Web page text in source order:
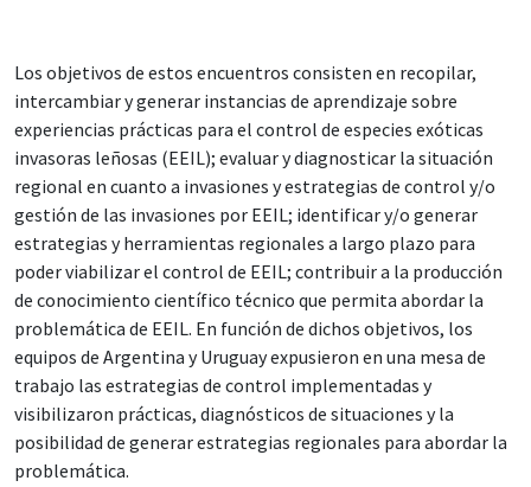
Los objetivos de estos encuentros consisten en recopilar,
intercambiar y generar instancias de aprendizaje sobre
experiencias prácticas para el control de especies exóticas
invasoras leñosas (EEIL); evaluar y diagnosticar la situación
regional en cuanto a invasiones y estrategias de control y/o
gestión de las invasiones por EEIL; identificar y/o generar
estrategias y herramientas regionales a largo plazo para
poder viabilizar el control de EEIL; contribuir a la producción
de conocimiento científico técnico que permita abordar la
problemática de EEIL. En función de dichos objetivos, los
equipos de Argentina y Uruguay expusieron en una mesa de
trabajo las estrategias de control implementadas y
visibilizaron prácticas, diagnósticos de situaciones y la
posibilidad de generar estrategias regionales para abordar la
problemática.